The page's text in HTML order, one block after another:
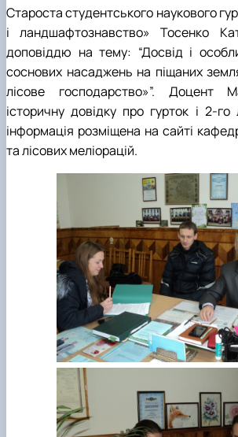
Староста студентського наукового
і ландшафтознавство» Тосенко
доповіддю на тему: “Досвід і
соснових насаджень на піщаних
лісове господарство»”. Доцент
історичну довідку про гурток і 2-
інформація розміщена на сайті
та лісових меліорацій.